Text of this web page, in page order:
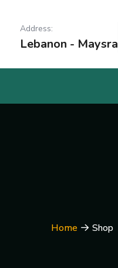
Address:
Lebanon - Maysra
Home Shop